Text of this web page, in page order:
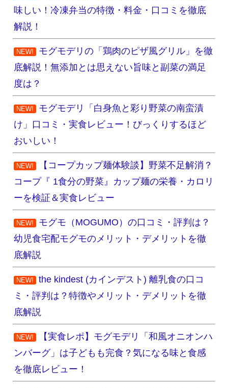
味しい！冷凍弁当の特徴・料金・口コミを徹底
解説！
NEW!
モグモデリの「鶏肉のピザ風グリル」を徹
底解説！無添加とは思えない旨味と副菜の満足
度は？
NEW!
モグモデリ「白身魚と彩り野菜の南蛮漬
け」口コミ・実食レビュー！びっくりするほど
おいしい！
NEW!
【コープカップ麺体験談】野菜不足解消？
コープ『 1食分の野菜』カップ麺の栄養・カロリ
ーを検証＆実食レビュー
NEW!
モグモ（MOGUMO）の口コミ・評判は？
幼児食宅配モグモのメリット・デメリットを徹
底解説
NEW!
the kindest (カインデスト) 離乳食の口コ
ミ・評判は？特徴やメリット・デメリットを徹
底解説
NEW!
【実食レポ】モグモデリ「和風オニオンハ
ンバーグ」は子どもも完食？気になる味と食感
を徹底レビュー！